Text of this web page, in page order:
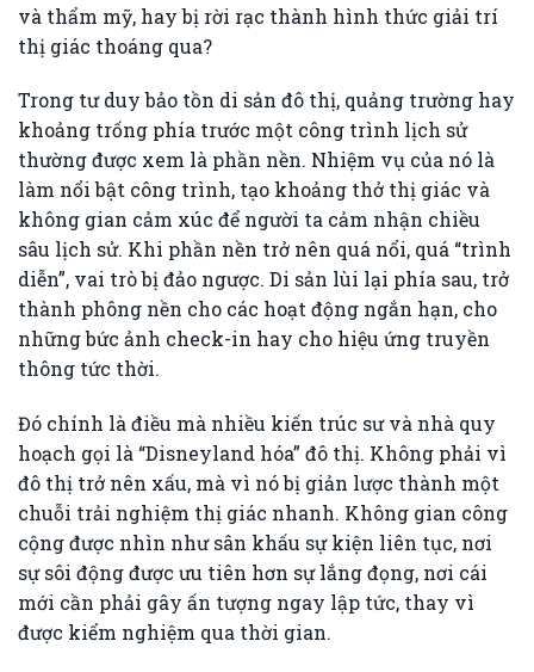
và thẩm mỹ, hay bị rời rạc thành hình thức giải trí
thị giác thoáng qua?
Trong tư duy bảo tồn di sản đô thị, quảng trường hay
khoảng trống phía trước một công trình lịch sử
thường được xem là phần nền. Nhiệm vụ của nó là
làm nổi bật công trình, tạo khoảng thở thị giác và
không gian cảm xúc để người ta cảm nhận chiều
sâu lịch sử. Khi phần nền trở nên quá nổi, quá “trình
diễn”, vai trò bị đảo ngược. Di sản lùi lại phía sau, trở
thành phông nền cho các hoạt động ngắn hạn, cho
những bức ảnh check-in hay cho hiệu ứng truyền
thông tức thời.
Đó chính là điều mà nhiều kiến trúc sư và nhà quy
hoạch gọi là “Disneyland hóa” đô thị. Không phải vì
đô thị trở nên xấu, mà vì nó bị giản lược thành một
chuỗi trải nghiệm thị giác nhanh. Không gian công
cộng được nhìn như sân khấu sự kiện liên tục, nơi
sự sôi động được ưu tiên hơn sự lắng đọng, nơi cái
mới cần phải gây ấn tượng ngay lập tức, thay vì
được kiểm nghiệm qua thời gian.